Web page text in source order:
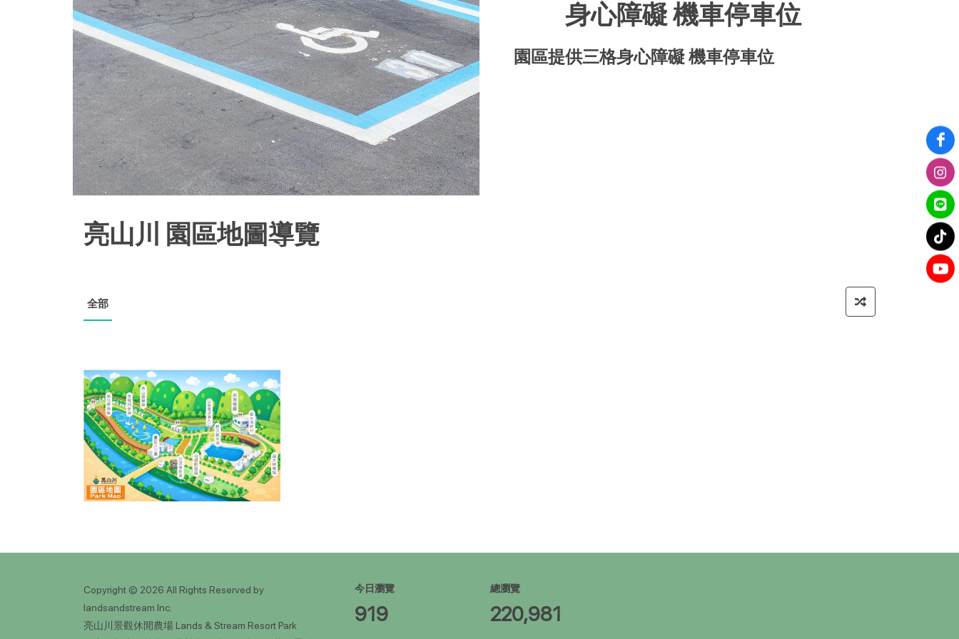
身心障礙 機車停車位
園區提供三格身心障礙 機車停車位
亮山川 園區地圖導覽
全部
Copyright © 2026 All Rights Reserved by
landsandstream Inc.
亮山川景觀休閒農場 Lands & Stream Resort Park
今日瀏覽
919
總瀏覽
220,981